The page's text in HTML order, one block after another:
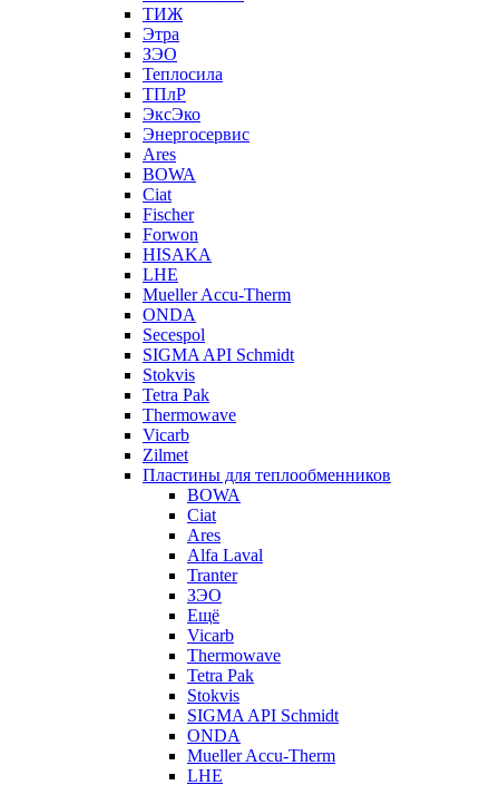
ТИЖ
Этра
ЗЭО
Теплосила
ТПлР
ЭксЭко
Энергосервис
Ares
BOWA
Ciat
Fischer
Forwon
HISAKA
LHE
Mueller Accu-Therm
ONDA
Secespol
SIGMA API Schmidt
Stokvis
Tetra Pak
Thermowave
Vicarb
Zilmet
Пластины для теплообменников
BOWA
Ciat
Ares
Alfa Laval
Tranter
ЗЭО
Ещё
Vicarb
Thermowave
Tetra Pak
Stokvis
SIGMA API Schmidt
ONDA
Mueller Accu-Therm
LHE